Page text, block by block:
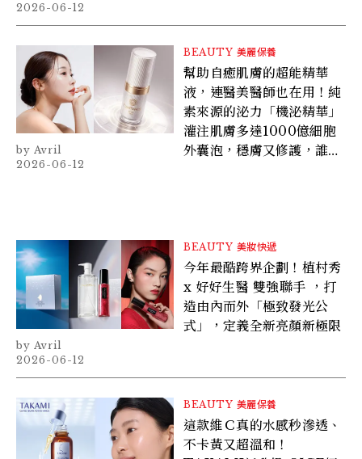
2026-06-12
BEAUTY 美麗保養
幫助自癒肌膚的超能精華
液，連醫美醫師也在用！純
素來源的泌力「機泌精華」
灌注肌膚多達1000億細胞
外囊泡，穩膚又修護，誰用
Avril
2026-06-12
BEAUTY 美妝快遞
今年最酷跨界企劃！植村秀
x 好好生醫 雙強聯手 ，打
造由內而外「極致發光公
式」，定義全新亮顏新極限
Avril
2026-06-12
BEAUTY 美麗保養
這款維Ｃ真的水感秒滲透、
不卡黃又超溫和！